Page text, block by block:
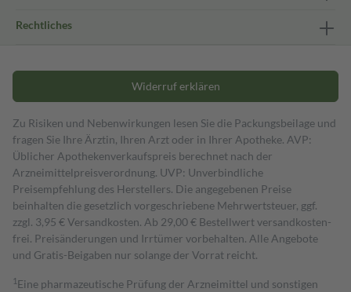
Rechtliches
Widerruf erklären
Zu Risiken und Nebenwirkungen lesen Sie die Packungsbeilage und
fragen Sie Ihre Ärztin, Ihren Arzt oder in Ihrer Apotheke. AVP:
Üblicher Apothekenverkaufspreis berechnet nach der
Arzneimittelpreisverordnung. UVP: Unverbindliche
Preisempfehlung des Herstellers. Die angegebenen Preise
beinhalten die gesetzlich vorgeschriebene Mehrwertsteuer, ggf.
zzgl. 3,95 € Versandkosten. Ab 29,00 € Bestell­wert versand­kosten­
frei. Preisänderungen und Irrtümer vorbehalten. Alle Angebote
und Gratis-Beigaben nur solange der Vorrat reicht.
1 Eine pharmazeutische Prüfung der Arzneimittel und sonstigen